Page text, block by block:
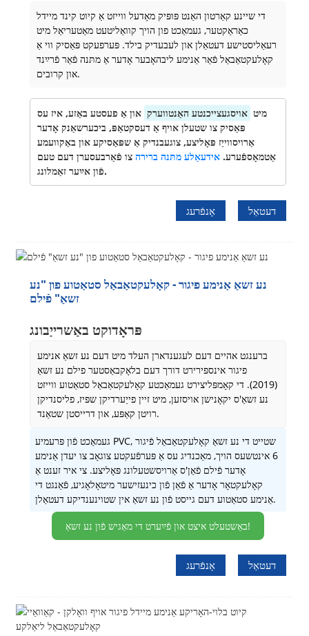
די שיינע קאַרטון האַנט פּופּיק מאָדעל ווייזט אַ קיוט קינד מיידל
כאַראַקטער, געמאַכט פון הויך קוואַליטעט מאַטעריאַל מיט
רעאַליסטישע דעטאַלן און לעבעדיק בילד. פּערפעקט פּאַסיק ווי אַ
קאָלעקטאַבאַל פֿאַר אַנימע ליבהאָבער אָדער אַ מתּנה פֿאַר פֿרײַנד
און קרובים.
מיט אויסגעצייכנטע האַנטווערק און אַ פעסטע באַזע, איז עס
פּאַסיק צו שטעלן אויף אַ דעסקטאַפּ, ביכערשאַנק אָדער
אַרויסווייַז פּאָליצע, צוגעבנדיק אַ שפּאַסיקע און באַקוועמע
אַטמאָספֿערע.אידעאַלע מתּנה ברירה צו פֿאַרבעסערן דעם טעם
פֿון אײַער זאַמלונג.
אָנפֿרעג דעטאַל
נע זשאַ אַנימע פיגור - קאָלעקטאַבאַל סטאַטוע פון ​​"נע
זשאַ" פֿילם
פּראָדוקט באַשרייַבונג
ברענגט אהיים דעם לעגענדארן העלד מיט דעם נע זשאַ אנימע
פיגור אינספּירירט דורך דעם בלאָקבאַסטער פילם נע זשאַ
(2019). די קאָמפּליצירט געמאַכטע קאָלעקטאַבאַל סטאַטוע ווייזט
נע זשאַ'ס יקאָנישן אויסזען, מיט זיין פייַערדיקן שפּיז, פליסנדיקן
רויטן קאַפּע, און דרייסטן שטאַנד.
געמאַכט פֿון פּרעמיע PVC, שטייט די נע זשאַ קאָלעקטאַבאַל פֿיגור
6 אינטשעס הויך, מאַכנדיג עס אַ פּערפֿעקטע צוגאָב צו יעדן אַנימע
אָדער פֿילם פֿאַן'ס אַרויסשטעלונג פּאָליצע. צי איר זענט אַ
קאָלעקטאָר אָדער אַ פֿאַן פֿון כינעזישער מיטאָלאָגיע, פֿאַנגט די
אַנימע סטאַטוע דעם גייסט פֿון נע זשאַ אין שטוינענדיקע דעטאַלן.
באַשטעלט איצט און פֿײַערט די מאַגיש פֿון נע זשאַ!
אָנפֿרעג דעטאַל